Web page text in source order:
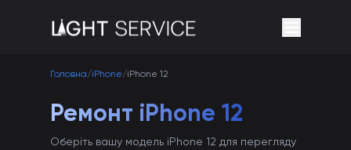
Головна/iPhone/iPhone 12
Ремонт iPhone 12
Оберіть вашу модель iPhone 12 для перегляду